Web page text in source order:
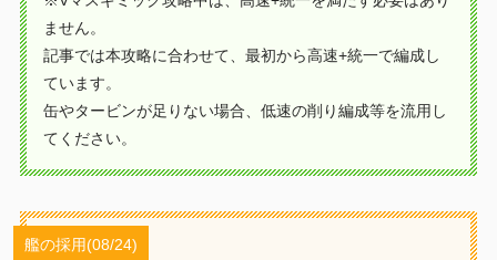
ません。
記事では本攻略に合わせて、最初から高速+統一で編成し
ています。
缶やタービンが足りない場合、低速の削り編成等を流用し
てください。
艦の採用(08/24)